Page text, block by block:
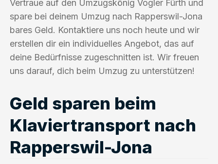
Vertraue auf den Umzugskönig Vogler Fürth und
spare bei deinem Umzug nach Rapperswil-Jona
bares Geld. Kontaktiere uns noch heute und wir
erstellen dir ein individuelles Angebot, das auf
deine Bedürfnisse zugeschnitten ist. Wir freuen
uns darauf, dich beim Umzug zu unterstützen!
Geld sparen beim
Klaviertransport nach
Rapperswil-Jona